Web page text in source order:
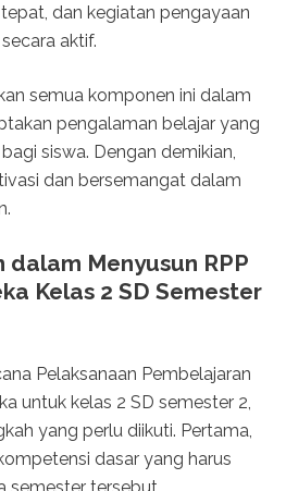
dan kegiatan pengayaan
aktif.
semua komponen ini dalam
pengalaman belajar yang
siswa. Dengan demikian,
dan bersemangat dalam
Menyusun RPP
Kelas 2 SD Semester
Pelaksanaan Pembelajaran
untuk kelas 2 SD semester 2,
yang perlu diikuti. Pertama,
dasar yang harus